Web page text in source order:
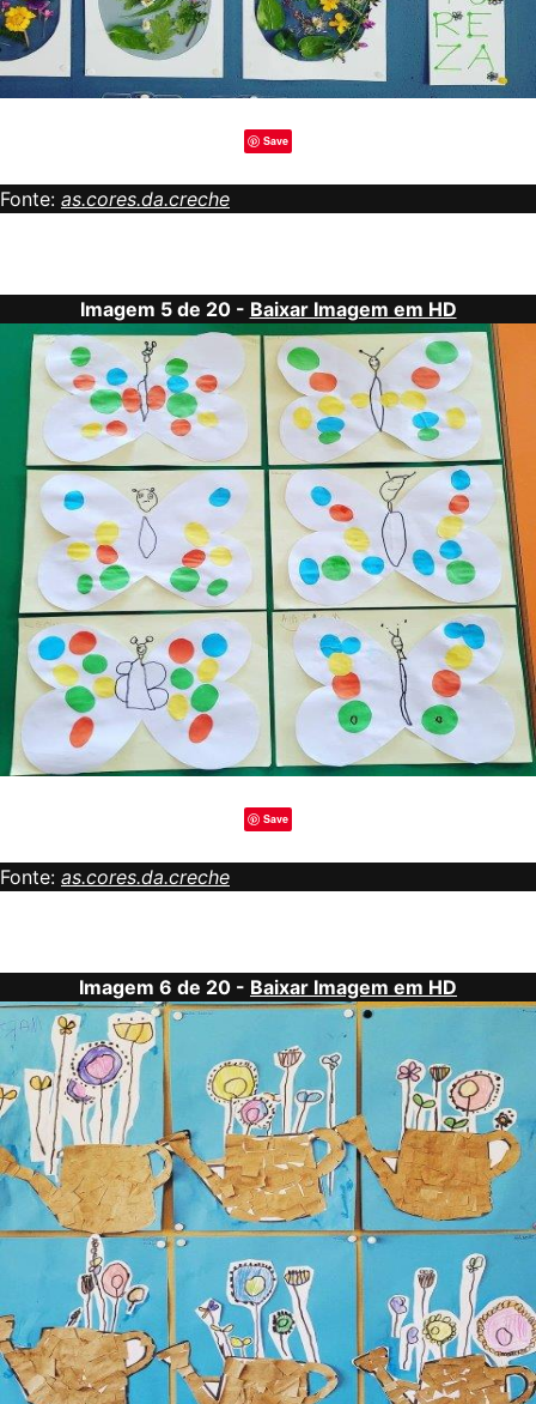
Save
Fonte: as.cores.da.creche
Imagem 5 de 20 - Baixar Imagem em HD
Save
Fonte: as.cores.da.creche
Imagem 6 de 20 - Baixar Imagem em HD